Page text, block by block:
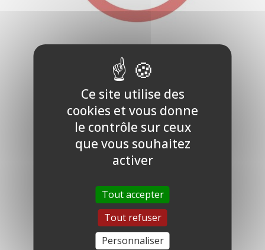
Chenilles processionnaires
Ce site utilise des
cookies et vous donne
le contrôle sur ceux
que vous souhaitez
activer
Tout accepter
Tout refuser
Personnaliser